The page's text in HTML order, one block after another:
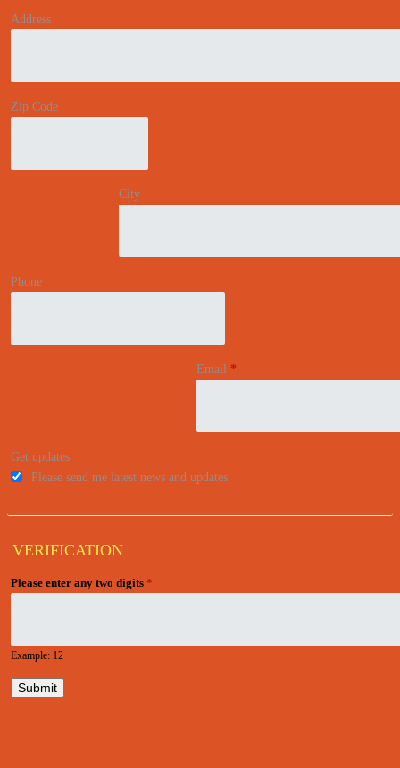
Address
Zip Code
City
Phone
Email *
Get updates
Please send me latest news and updates
VERIFICATION
Please enter any two digits *
Example: 12